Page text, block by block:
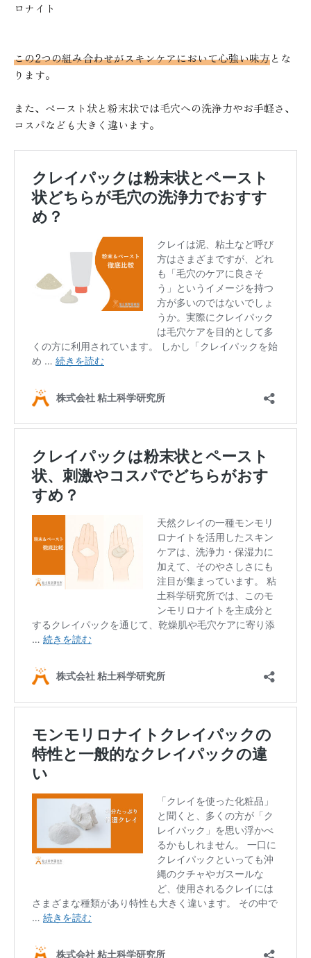
ロナイト
この2つの組み合わせがスキンケアにおいて心強い味方とな
ります。
また、ペースト状と粉末状では毛穴への洗浄力やお手軽さ、
コスパなども大きく違います。